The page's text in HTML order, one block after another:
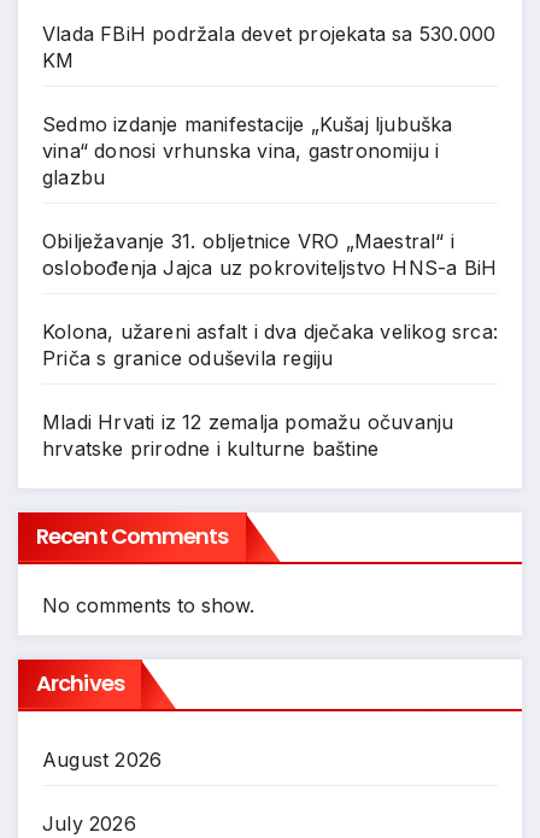
Vlada FBiH podržala devet projekata sa 530.000
KM
Sedmo izdanje manifestacije „Kušaj ljubuška
vina“ donosi vrhunska vina, gastronomiju i
glazbu
Obilježavanje 31. obljetnice VRO „Maestral“ i
oslobođenja Jajca uz pokroviteljstvo HNS-a BiH
Kolona, užareni asfalt i dva dječaka velikog srca:
Priča s granice oduševila regiju
Mladi Hrvati iz 12 zemalja pomažu očuvanju
hrvatske prirodne i kulturne baštine
Recent Comments
No comments to show.
Archives
August 2026
July 2026